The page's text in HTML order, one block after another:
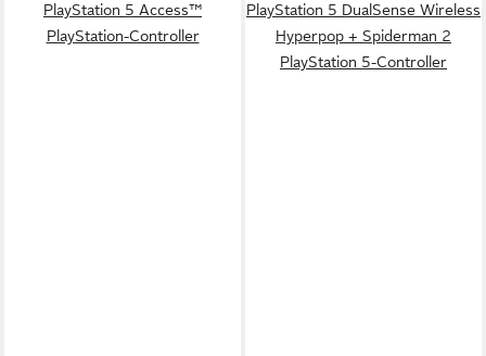
PlayStation 5 Access™
PlayStation-Controller
PlayStation 5 DualSense Wireless
Hyperpop + Spiderman 2
PlayStation 5-Controller